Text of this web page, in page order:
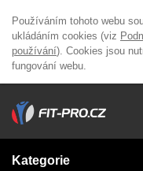
Používáním tohoto webu
ukládáním cookies (viz
používání). Cookies jsou
fungování webu.
GDPR
Přihlášení
Kategorie